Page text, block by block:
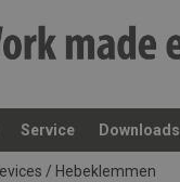
Service Downloads
/ Hebeklemmen